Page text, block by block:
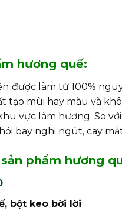
hương quế:
được làm từ 100%
tạo mùi hay màu và
vực làm hương. So
bay nghi ngút, cay
phẩm hương
bột keo bời lời